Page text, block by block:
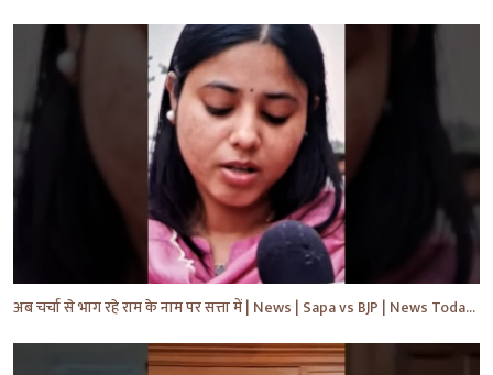
अब चर्चा से भाग रहे राम के नाम पर सत्ता में | News | Sapa vs BJP | News Today | Breaking #shorts #yt